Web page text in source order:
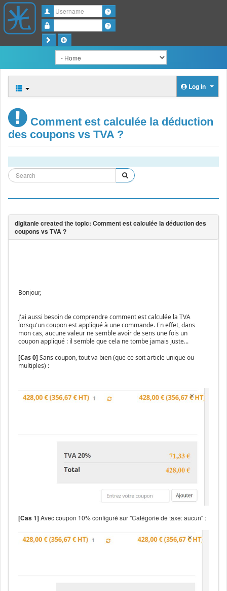
Username
Log in
Comment est calculée la déduction
des coupons vs TVA ?
Bonjour,
J'ai aussi besoin de comprendre comment est calculée la TVA
lorsqu'un coupon est appliqué à une commande. En effet, dans
mon cas, aucune valeur ne semble avoir de sens une fois un
coupon appliqué : il semble que cela ne tombe jamais juste...
[Cas 0]Sans coupon, tout va bien (que ce soit article unique ou
multiples) :
[Cas 1] Avec coupon 10% configuré sur "Catégorie de taxe: aucun" :